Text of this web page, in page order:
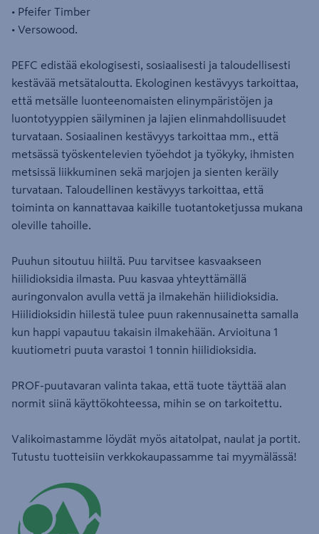
• Pfeifer Timber
• Versowood.
PEFC edistää ekologisesti, sosiaalisesti ja taloudellisesti
kestävää metsätaloutta. Ekologinen kestävyys tarkoittaa,
että metsälle luonteenomaisten elinympäristöjen ja
luontotyyppien säilyminen ja lajien elinmahdollisuudet
turvataan. Sosiaalinen kestävyys tarkoittaa mm., että
metsässä työskentelevien työehdot ja työkyky, ihmisten
metsissä liikkuminen sekä marjojen ja sienten keräily
turvataan. Taloudellinen kestävyys tarkoittaa, että
toiminta on kannattavaa kaikille tuotantoketjussa mukana
oleville tahoille.
Puuhun sitoutuu hiiltä. Puu tarvitsee kasvaakseen
hiilidioksidia ilmasta. Puu kasvaa yhteyttämällä
auringonvalon avulla vettä ja ilmakehän hiilidioksidia.
Hiilidioksidin hiilestä tulee puun rakennusainetta samalla
kun happi vapautuu takaisin ilmakehään. Arvioituna 1
kuutiometri puuta varastoi 1 tonnin hiilidioksidia.
PROF-puutavaran valinta takaa, että tuote täyttää alan
normit siinä käyttökohteessa, mihin se on tarkoitettu.
Valikoimastamme löydät myös aitatolpat, naulat ja portit.
Tutustu tuotteisiin verkkokaupassamme tai myymälässä!